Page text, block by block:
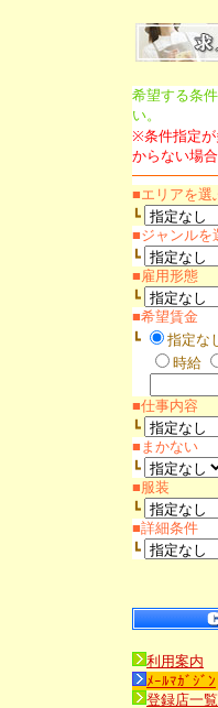
希望する条
い。
※条件指定が
からない場
■エリアを選
┗
■ジャンルを
┗
■雇用形態
┗
■希望賃金
┗
指定な
時給
■仕事内容
┗
■まかない
┗
■服装
┗
■詳細条件
┗
利用案内
ﾒｰﾙﾏｶﾞｼﾞﾝ
登録店一覧